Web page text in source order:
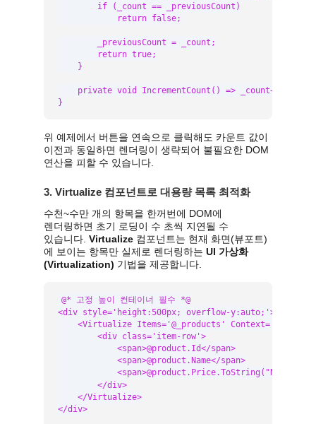
        if (_count == _previousCount)
            return false;
        _previousCount = _count;
        return true;
    }
    private void IncrementCount() => _count++;
}
위 예제에서 버튼을 연속으로 클릭해도 카운트 값이
이전과 동일하면 렌더링이 생략되어 불필요한 DOM
연산을 피할 수 있습니다.
3. Virtualize 컴포넌트로 대용량 목록 최적화
수천~수만 개의 항목을 한꺼번에 DOM에
렌더링하면 초기 로딩이 수 초씩 지연될 수
있습니다. Virtualize 컴포넌트는 현재 화면(뷰포트)
에 보이는 항목만 실제로 렌더링하는 UI 가상화
(Virtualization) 기법을 제공합니다.
@* 고정 높이 컨테이너 필수 *@
<div style='height:500px; overflow-y:auto;'>
<Virtualize Items='@_products'
        <div class='item-row'>
            <span>@product.Id</span>
            <span>@product.Name</span>
<span>@product.Price.ToString("N0")원</
        </div>
    </Virtualize>
</div>